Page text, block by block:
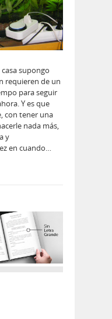
supongo
requieren de un
para seguir
Y es que
con tener una
nada más,
y
en cuando…